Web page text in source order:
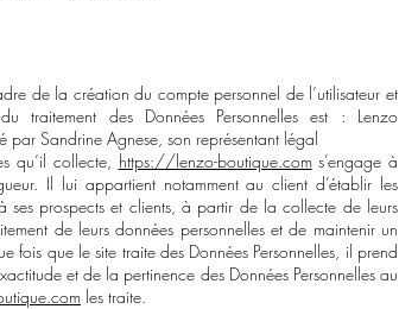
de la création du compte personnel de l’utilisateur et
des Données Personnelles est : Lenzo
par Sandrine Agnese, son représentant légal
qu’il collecte, https://lenzo-boutique.com s’engage à
Il lui appartient notamment au client d’établir les
ses prospects et clients, à partir de la collecte de leurs
de leurs données personnelles et de maintenir un
fois que le site traite des Données Personnelles, il prend
et de la pertinence des Données Personnelles au
les traite.